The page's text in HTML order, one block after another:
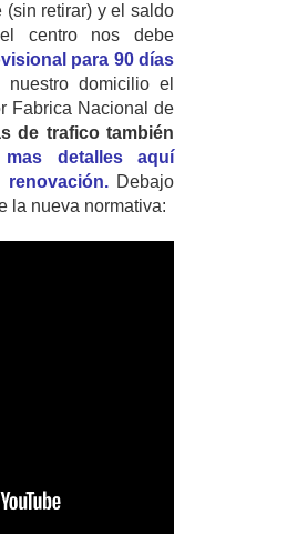
(sin retirar) y el saldo
centro nos debe
para 90 días
domicilio el
Fabrica Nacional de
de trafico también
mas detalles aquí
renovación.Debajo
la nueva normativa: